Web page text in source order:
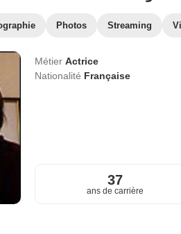
Photos Streaming
Métier Actrice
Nationalité Française
37
ans de carrière